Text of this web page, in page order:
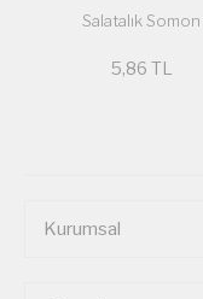
Salatalık Somon
5,86 TL
Kurumsal